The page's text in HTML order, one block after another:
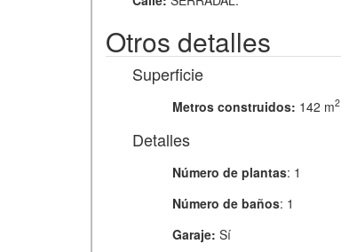
Otros detalles
Superficie
Metros construidos: 142 m2
Detalles
Número de plantas: 1
Número de baños: 1
Garaje: Sí